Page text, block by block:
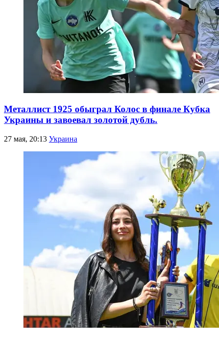
Металлист 1925 обыграл Колос в финале Кубка
Украины и завоевал золотой дубль.
27 мая, 20:13 Украина